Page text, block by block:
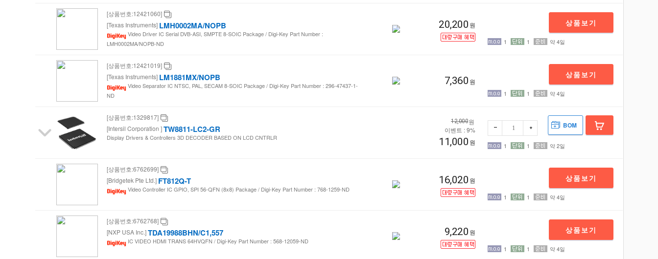
[상품번호:12421060]
[Texas Instruments] LMH0002MA/NOPB
Video Driver IC Serial DVB-ASI, SMPTE 8-SOIC Package / Digi-Key Part Number :
LMH0002MA/NOPB-ND
20,200 원 상품보기
1 1 약 4일
[상품번호:12421019]
[Texas Instruments] LM1881MX/NOPB
Video Separator IC NTSC, PAL, SECAM 8-SOIC Package / Digi-Key Part Number : 296-47437-1-
ND
7,360 원
상품보기
1 1 약 4일
[상품번호:1329817]
[Intersil Corporation ]TW8811-LC2-GR
Display Drivers & Controllers 3D DECODER BASED ON LCD CNTRLR
12,000원
이벤트 : 9%
11,000 원
BOM
1 1 약 2일
[상품번호:6762699]
[Bridgetek Pte Ltd.] FT812Q-T
Video Controller IC GPIO, SPI 56-QFN (8x8) Package / Digi-Key Part Number : 768-1259-ND
16,020 원 상품보기
1 1 약 4일
[상품번호:6762768]
[NXP USA Inc.]TDA19988BHN/C1,557
IC VIDEO HDMI TRANS 64HVQFN / Digi-Key Part Number : 568-12059-ND
9,220 원 상품보기
1 1 약 4일